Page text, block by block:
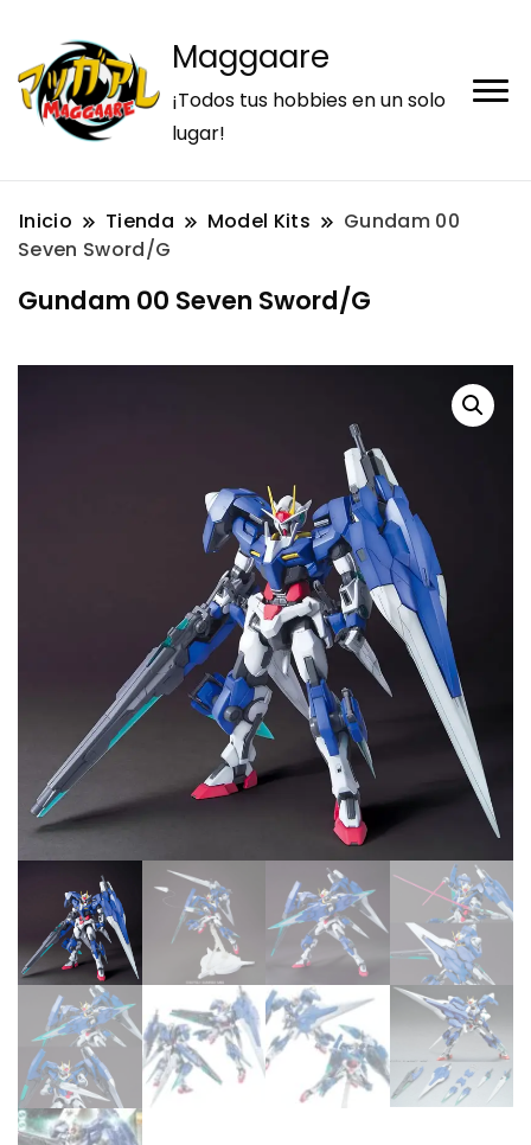
Maggaare
¡Todos tus hobbies en un solo
lugar!
Inicio Tienda Model Kits
Gundam 00
Seven Sword/G
Gundam 00 Seven Sword/G